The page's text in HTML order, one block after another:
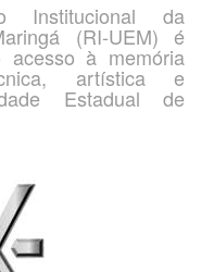
Institucional da
(RI-UEM) é
acesso à memória
artística e
Estadual de